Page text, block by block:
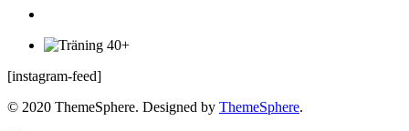
[instagram-feed]
© 2020 ThemeSphere. Designed by ThemeSphere.